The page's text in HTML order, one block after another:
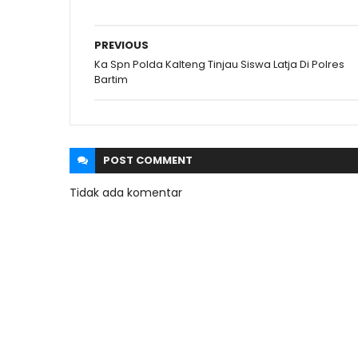
PREVIOUS
Ka Spn Polda Kalteng Tinjau Siswa Latja Di Polres
Bartim
POST COMMENT
Tidak ada komentar